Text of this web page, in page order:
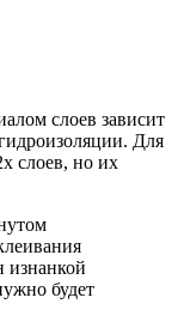
слоев зависит
Для
слоев, но их
изнанкой
будет